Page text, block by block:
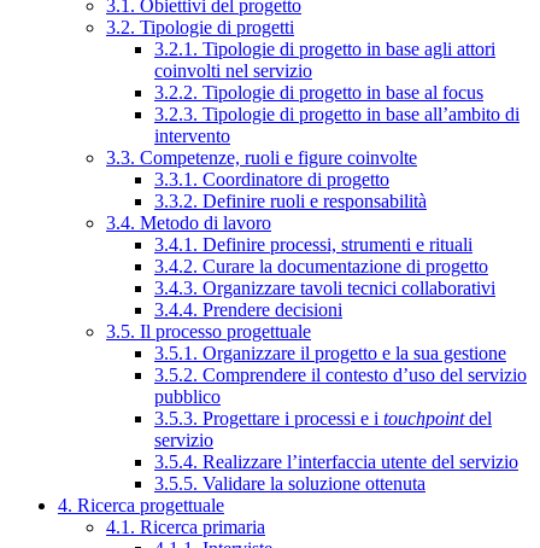
3.1. Obiettivi del progetto
3.2. Tipologie di progetti
3.2.1. Tipologie di progetto in base agli attori
coinvolti nel servizio
3.2.2. Tipologie di progetto in base al focus
3.2.3. Tipologie di progetto in base all’ambito di
intervento
3.3. Competenze, ruoli e figure coinvolte
3.3.1. Coordinatore di progetto
3.3.2. Definire ruoli e responsabilità
3.4. Metodo di lavoro
3.4.1. Definire processi, strumenti e rituali
3.4.2. Curare la documentazione di progetto
3.4.3. Organizzare tavoli tecnici collaborativi
3.4.4. Prendere decisioni
3.5. Il processo progettuale
3.5.1. Organizzare il progetto e la sua gestione
3.5.2. Comprendere il contesto d’uso del servizio
pubblico
3.5.3. Progettare i processi e i touchpointdel
servizio
3.5.4. Realizzare l’interfaccia utente del servizio
3.5.5. Validare la soluzione ottenuta
4. Ricerca progettuale
4.1. Ricerca primaria